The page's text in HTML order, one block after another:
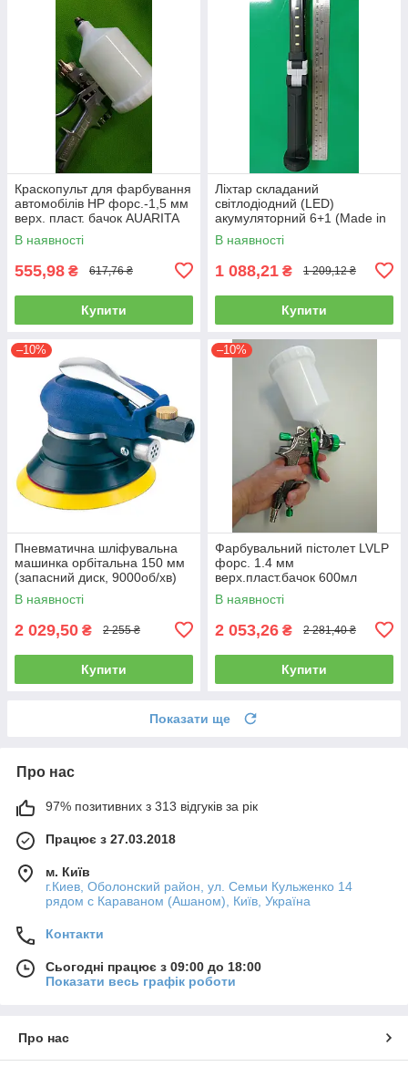
Краскопульт для фарбування
автомобілів HP форс.-1,5 мм
верх. пласт. бачок AUARITA
S-990P-1.8
В наявності
555,98 ₴ 617,76 ₴
Купити
Ліхтар складаний
світлодіодний (LED)
акумуляторний 6+1 (Made in
GERMANY) WL-0601
(ліхтарик, ручний)
В наявності
1 088,21 ₴ 1 209,12 ₴
Купити
–10%
Пневматична шліфувальна
машинка орбітальна 150 мм
(запасний диск, 9000об/хв)
AIRKRAFT AT-980-6V
В наявності
2 029,50 ₴ 2 255 ₴
Купити
–10%
Фарбувальний пістолет LVLP
форс. 1.4 мм
верх.пласт.бачок 600мл
AUARITA L-897-1.4
В наявності
2 053,26 ₴ 2 281,40 ₴
Купити
Показати ще
Про нас
97% позитивних з 313 відгуків за рік
Працює з 27.03.2018
м. Київ
г.Киев, Оболонский район, ул. Семьи Кульженко 14
рядом с Караваном (Ашаном), Київ, Україна
Контакти
Сьогодні працює з 09:00 до 18:00
Показати весь графік роботи
Про нас